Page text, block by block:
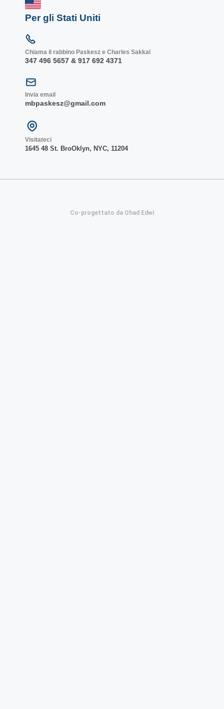
Per gli Stati Uniti
Chiama il rabbino Paskesz e Charles Sakkal
347 496 5657 & 917 692 4371
Invia email
mbpaskesz@gmail.com
Visitateci
1645 48 St. BroOklyn, NYC, 11204
Co-progettato da Ohad Edwi